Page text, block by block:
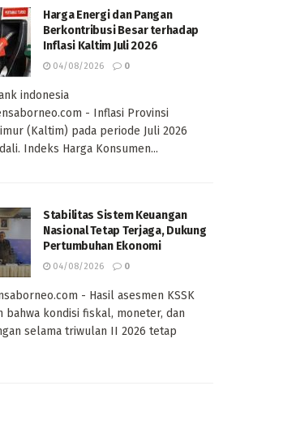
Harga Energi dan Pangan
Berkontribusi Besar terhadap
Inflasi Kaltim Juli 2026
04/08/2026 0
indonesia
- Inflasi Provinsi
(Kaltim) pada periode Juli 2026
Indeks Harga Konsumen...
Stabilitas Sistem Keuangan
Nasional Tetap Terjaga, Dukung
Pertumbuhan Ekonomi
04/08/2026 0
- Hasil asesmen KSSK
bahwa kondisi fiskal, moneter, dan
selama triwulan II 2026 tetap